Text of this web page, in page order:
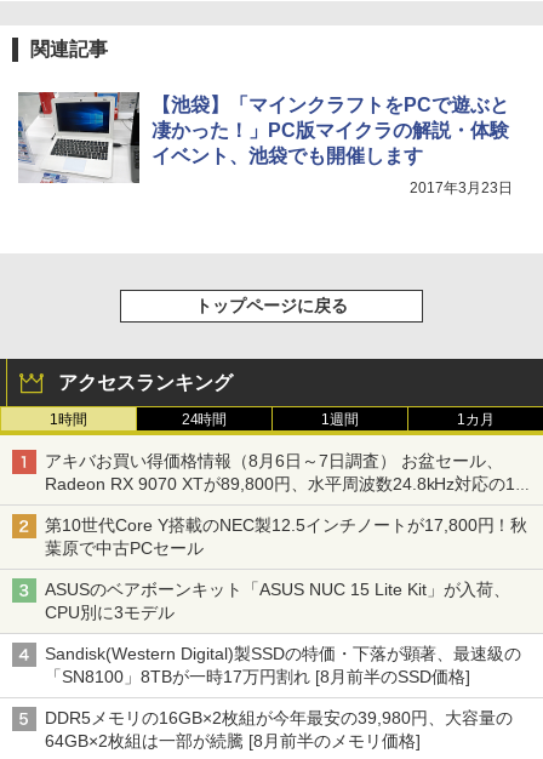
関連記事
【池袋】「マインクラフトをPCで遊ぶと
凄かった！」PC版マイクラの解説・体験
イベント、池袋でも開催します
2017年3月23日
トップページに戻る
アクセスランキング
1時間 24時間 1週間 1カ月
アキバお買い得価格情報（8月6日～7日調査） お盆セール、
Radeon RX 9070 XTが89,800円、水平周波数24.8kHz対応の17
型モニターが9,801円、暑さ指数連動セール ほか
第10世代Core Y搭載のNEC製12.5インチノートが17,800円！秋
葉原で中古PCセール
ASUSのベアボーンキット「ASUS NUC 15 Lite Kit」が入荷、
CPU別に3モデル
Sandisk(Western Digital)製SSDの特価・下落が顕著、最速級の
「SN8100」8TBが一時17万円割れ [8月前半のSSD価格]
DDR5メモリの16GB×2枚組が今年最安の39,980円、大容量の
64GB×2枚組は一部が続騰 [8月前半のメモリ価格]